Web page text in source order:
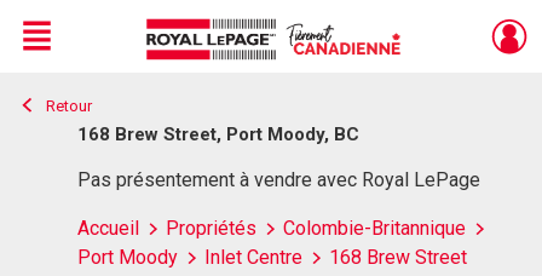
Live
En Direct
Menu
Retour
168 Brew Street, Port Moody, BC
Pas présentement à vendre avec Royal LePage
Accueil Propriétés
Colombie-Britannique
Port Moody
Inlet Centre 168 Brew Street